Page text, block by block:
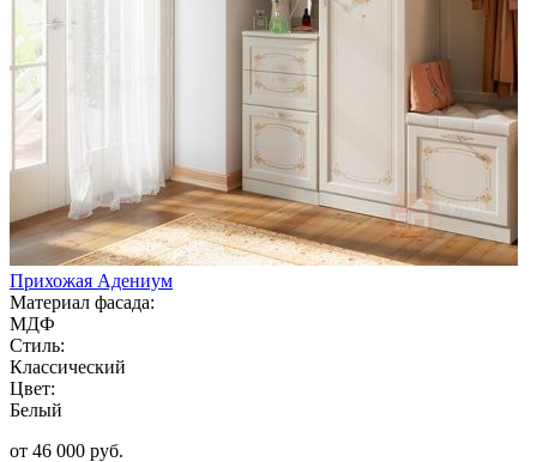
Прихожая Адениум
Материал фасада:
МДФ
Стиль:
Классический
Цвет:
Белый
от 46 000 руб.